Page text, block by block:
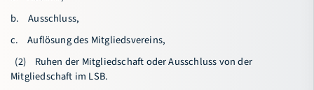
b. Ausschluss,
c. Auflösung des Mitgliedsvereins,
(2) Ruhen der Mitgliedschaft oder Ausschluss von der
Mitgliedschaft im LSB.